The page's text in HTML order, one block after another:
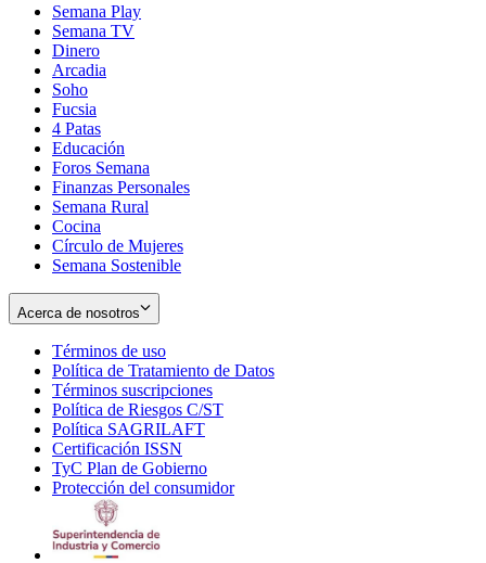
Semana Play
Semana TV
Dinero
Arcadia
Soho
in
new
window
Fucsia
in
new
window
4 Patas
Educación
Foros Semana
Finanzas Personales
Semana Rural
Cocina
Círculo de Mujeres
Semana Sostenible
Acerca de nosotros
Términos de uso
in
new
window
Política de Tratamiento de Datos
Términos suscripciones
in
Política de Riesgos C/ST
Política SAGRILAFT
new
window
Certificación ISSN
in
new
TyC Plan de Gobierno
in
Protección del consumidorOpens